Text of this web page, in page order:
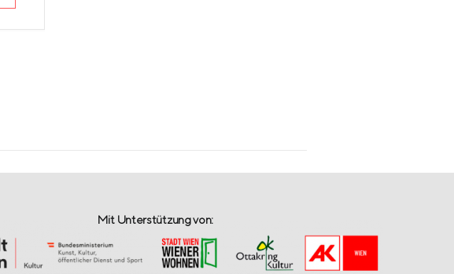
Mit Unterstützung von: